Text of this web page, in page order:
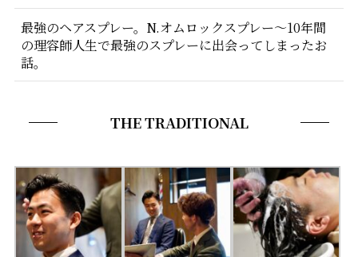
最強のヘアスプレー。N.オムロックスプレー〜10年間
の理容師人生で最強のスプレーに出会ってしまったお
話。
THE TRADITIONAL